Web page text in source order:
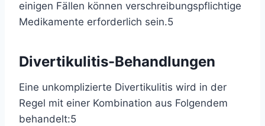
einigen Fällen können verschreibungspflichtige
Medikamente erforderlich sein.5
Divertikulitis-Behandlungen
Eine unkomplizierte Divertikulitis wird in der
Regel mit einer Kombination aus Folgendem
behandelt:5